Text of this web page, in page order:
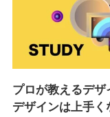
プロが教えるデ
デザインは上手く